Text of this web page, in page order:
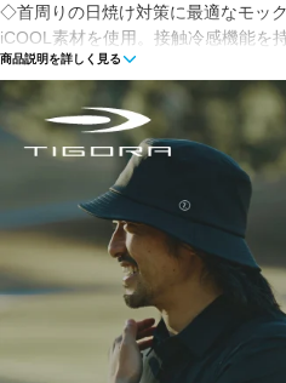
◇首周りの日焼け対策に最適なモッ
iCOOL素材を使用。接触冷感機能を
り、涼感効果を実現しました。
◇iCOOL(-5度)、吸水速乾、ストレッ
■カラー：
ホワイト
ダークグレー
■素材：ポリエステル86％ ポリウレタ
■生産国：カンボジア
商品説明を詳しく見る